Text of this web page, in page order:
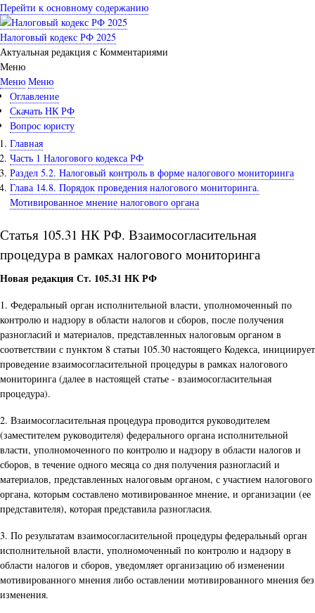
Перейти к основному содержанию
Налоговый кодекс РФ 2025
Актуальная редакция с Комментариями
Меню
Меню Меню
Оглавление
Скачать НК РФ
Вопрос юристу
Главная
Часть 1 Налогового кодекса РФ
Раздел 5.2. Налоговый контроль в форме налогового мониторинга
Глава 14.8. Порядок проведения налогового мониторинга.
Мотивированное мнение налогового органа
Статья 105.31 НК РФ. Взаимосогласительная
процедура в рамках налогового мониторинга
Новая редакция Ст. 105.31 НК РФ
1. Федеральный орган исполнительной власти, уполномоченный по
контролю и надзору в области налогов и сборов, после получения
разногласий и материалов, представленных налоговым органом в
соответствии с пунктом 8 статьи 105.30 настоящего Кодекса, инициирует
проведение взаимосогласительной процедуры в рамках налогового
мониторинга (далее в настоящей статье - взаимосогласительная
процедура).
2. Взаимосогласительная процедура проводится руководителем
(заместителем руководителя) федерального органа исполнительной
власти, уполномоченного по контролю и надзору в области налогов и
сборов, в течение одного месяца со дня получения разногласий и
материалов, представленных налоговым органом, с участием налогового
органа, которым составлено мотивированное мнение, и организации (ее
представителя), которая представила разногласия.
3. По результатам взаимосогласительной процедуры федеральный орган
исполнительной власти, уполномоченный по контролю и надзору в
области налогов и сборов, уведомляет организацию об изменении
мотивированного мнения либо оставлении мотивированного мнения без
изменения.